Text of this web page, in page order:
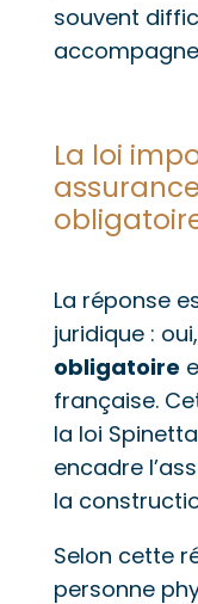
souvent
La loi
La réponse
juridique :
obligatoire
française.
la loi
encadre
la
Selon cette
personne